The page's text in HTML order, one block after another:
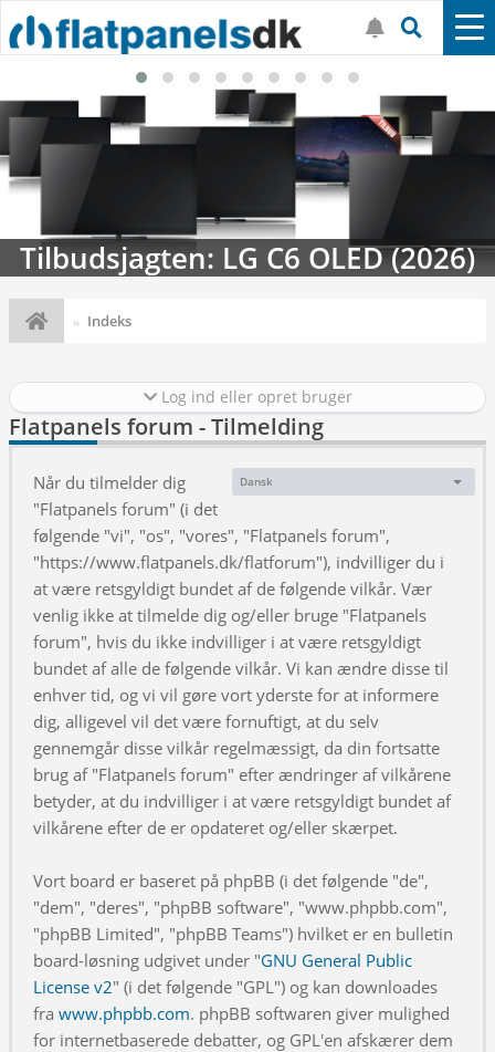
Tilbudsjagten: LG C6 OLED (2026)
Indeks
Log ind eller opret bruger
Flatpanels forum - Tilmelding
Sprog:
Dansk
Når du tilmelder dig
"Flatpanels forum" (i det
følgende "vi", "os", "vores", "Flatpanels forum",
"https://www.flatpanels.dk/flatforum"), indvilliger du i
at være retsgyldigt bundet af de følgende vilkår. Vær
venlig ikke at tilmelde dig og/eller bruge "Flatpanels
forum", hvis du ikke indvilliger i at være retsgyldigt
bundet af alle de følgende vilkår. Vi kan ændre disse til
enhver tid, og vi vil gøre vort yderste for at informere
dig, alligevel vil det være fornuftigt, at du selv
gennemgår disse vilkår regelmæssigt, da din fortsatte
brug af "Flatpanels forum" efter ændringer af vilkårene
betyder, at du indvilliger i at være retsgyldigt bundet af
vilkårene efter de er opdateret og/eller skærpet.
Vort board er baseret på phpBB (i det følgende "de",
"dem", "deres", "phpBB software", "www.phpbb.com",
"phpBB Limited", "phpBB Teams") hvilket er en bulletin
board-løsning udgivet under "GNU General Public
License v2" (i det følgende "GPL") og kan downloades
fra www.phpbb.com. phpBB softwaren giver mulighed
for internetbaserede debatter, og GPL'en afskærer dem